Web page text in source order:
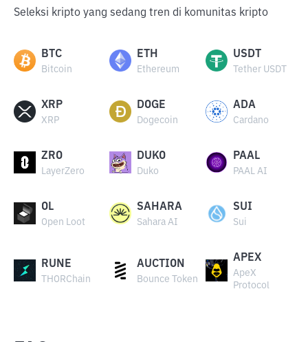
Seleksi kripto yang sedang tren di komunitas kripto
BTC
Bitcoin
ETH
Ethereum
USDT
Tether USDT
XRP
XRP
DOGE
Dogecoin
ADA
Cardano
ZRO
LayerZero
DUKO
Duko
PAAL
PAAL AI
OL
Open Loot
SAHARA
Sahara AI
SUI
Sui
RUNE
THORChain
AUCTION
Bounce Token
APEX
ApeX
Protocol